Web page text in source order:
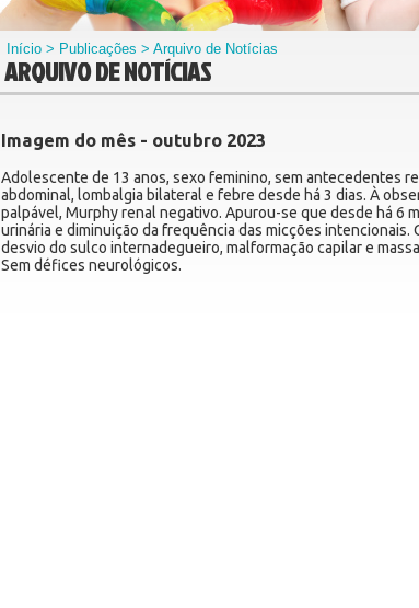
Início > Publicações > Arquivo de Notícias
ARQUIVO DE NOTÍCIAS
Imagem do mês - outubro 2023
Adolescente de 13 anos, sexo feminino, sem antecedentes
abdominal, lombalgia bilateral e febre desde há 3 dias. À
palpável, Murphy renal negativo. Apurou-se que desde há 6
urinária e diminuição da frequência das micções
desvio do sulco internadegueiro, malformação capilar e
Sem défices neurológicos.